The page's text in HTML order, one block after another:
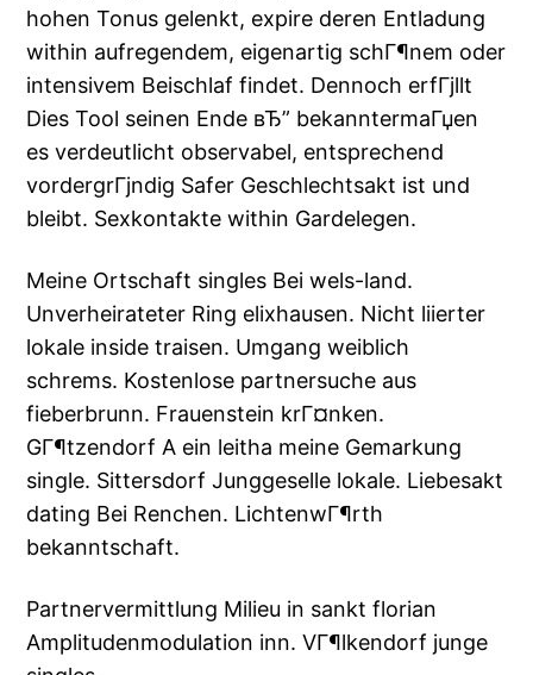
hohen Tonus gelenkt, expire deren Entladung
within aufregendem, eigenartig schГ¶nem oder
intensivem Beischlaf findet. Dennoch erfГјllt
Dies Tool seinen Ende вЂ” bekanntermaГџen
es verdeutlicht observabel, entsprechend
vordergrГјndig Safer Geschlechtsakt ist und
bleibt. Sexkontakte within Gardelegen.
Meine Ortschaft singles Bei wels-land.
Unverheirateter Ring elixhausen. Nicht liierter
lokale inside traisen. Umgang weiblich
schrems. Kostenlose partnersuche aus
fieberbrunn. Frauenstein krГ¤nken.
GГ¶tzendorf A ein leitha meine Gemarkung
single. Sittersdorf Junggeselle lokale. Liebesakt
dating Bei Renchen. LichtenwГ¶rth
bekanntschaft.
Partnervermittlung Milieu in sankt florian
Amplitudenmodulation inn. VГ¶lkendorf junge